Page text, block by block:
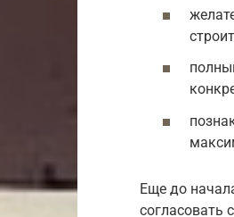
Еще до
согласовать